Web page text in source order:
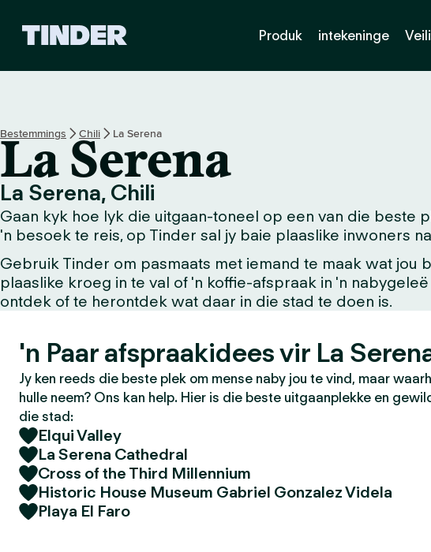
-
t
u
i
s
b
l
d
Produk intekeninge
Bestemmings Chili La Serena
La Serena
La Serena, Chili
Gaan kyk hoe lyk die uitgaan-toneel op een van die beste
'n besoek te reis, op Tinder sal jy baie plaaslike inwoners
Gebruik Tinder om pasmaats met iemand te maak wat jou
plaaslike kroeg in te val of 'n koffie-afspraak in 'n
ontdek of te herontdek wat daar in die stad te doen is.
'n Paar afspraakidees vir La
Jy ken reeds die beste plek om mense naby jou te vind, maar
hulle neem? Ons kan help. Hier is die beste uitgaanplekke en
die stad:
Elqui Valley
La Serena Cathedral
Cross of the Third Millennium
Historic House Museum Gabriel Gonzalez Videla
Playa El Faro